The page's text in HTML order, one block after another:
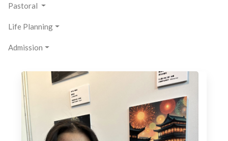
Pastoral
Life Planning
Admission